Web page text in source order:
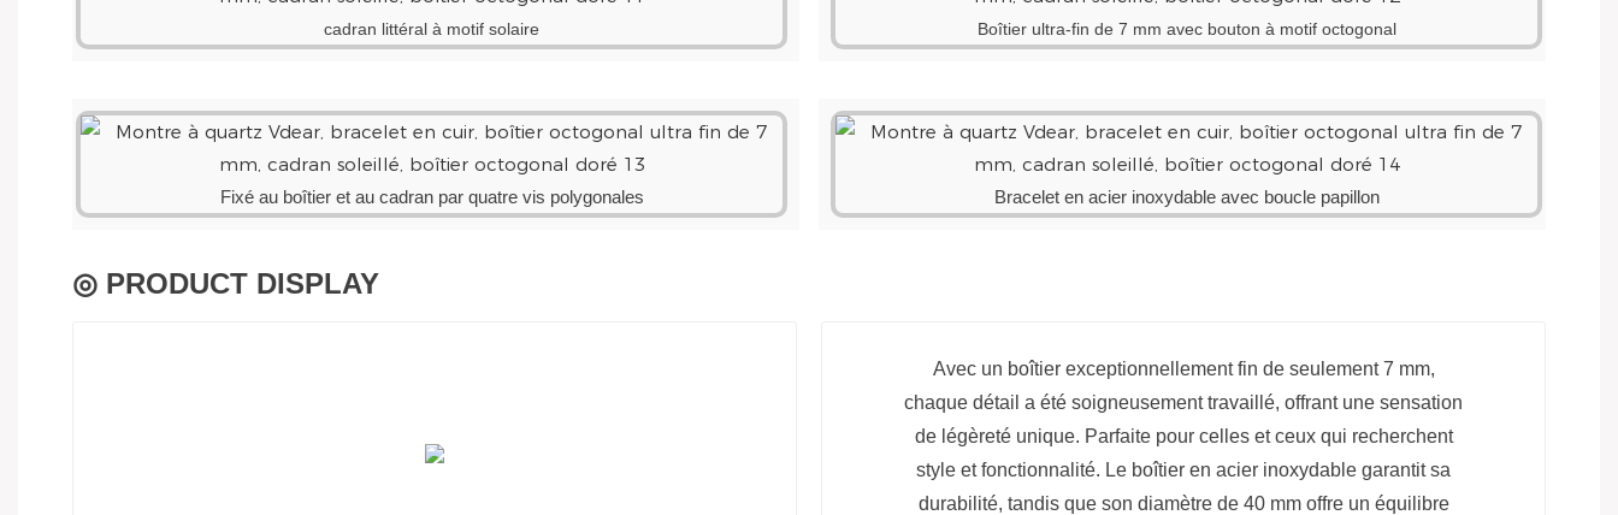
cadran littéral à motif solaire Boîtier ultra-fin de 7 mm avec bouton à motif octogonal
Fixé au boîtier et au cadran par quatre vis polygonales Bracelet en acier inoxydable avec boucle papillon
◎ PRODUCT DISPLAY
Avec un boîtier exceptionnellement fin de seulement 7 mm,
chaque détail a été soigneusement travaillé, offrant une sensation
de légèreté unique. Parfaite pour celles et ceux qui recherchent
style et fonctionnalité. Le boîtier en acier inoxydable garantit sa
durabilité, tandis que son diamètre de 40 mm offre un équilibre